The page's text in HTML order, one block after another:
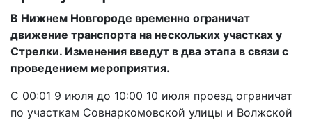
В Нижнем Новгороде временно ограничат
движение транспорта на нескольких участках у
Стрелки. Изменения введут в два этапа в связи с
проведением мероприятия.
С 00:01 9 июля до 10:00 10 июля проезд ограничат
по участкам Совнаркомовской улицы и Волжской